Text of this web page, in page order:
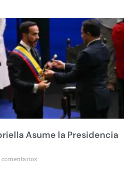
Asume la Presidencia
comentarios